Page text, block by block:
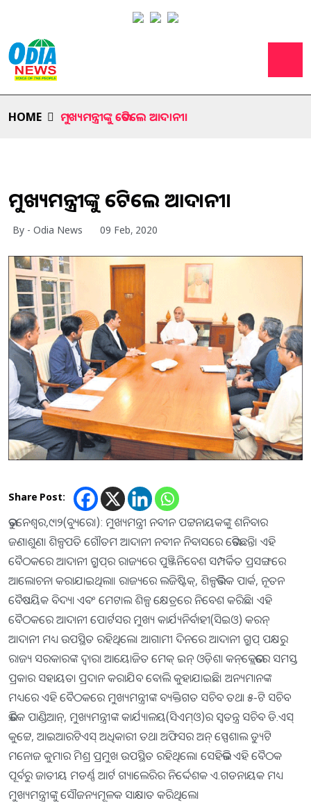
HOME ମୁଖ୍ୟମନ୍ତ୍ରୀଙ୍କୁ ଭେଟିଲେ ଆଦାନୀ।
ମୁଖ୍ୟମନ୍ତ୍ରୀଙ୍କୁ ଭେଟିଲେ ଆଦାନୀ।
By - Odia News 09 Feb, 2020
Share Post:
ଭୁବନେଶ୍ୱର,୯ା୨(ବ୍ୟୁରୋ): ମୁଖ୍ୟମନ୍ତ୍ରୀ ନବୀନ ପଟ୍ଟନାୟକଙ୍କୁ ଶନିବାର
ଜଣାଶୁଣା ଶିଳ୍ପପତି ଗୌତମ ଆଦାନୀ ନବୀନ ନିବାସରେ ଭେଟିଛନ୍ତି। ଏହି
ବୈଠକରେ ଆଦାନୀ ଗ୍ରୁପ୍‌ର ରାଜ୍ୟରେ ପୁଞ୍ଜିନିବେଶ ସମ୍ପର୍କିତ ପ୍ରସଙ୍ଗରେ
ଆଲୋଚନା କରାଯାଇଥିଲା। ରାଜ୍ୟରେ ଲଜିଷ୍ଟିକ୍‌, ଶିଳ୍ପଭିତ୍ତିକ ପାର୍କ, ନୂତନ
ବୈଷୟିକ ବିଦ୍ୟା ଏବଂ ମେଟାଲ ଶିଳ୍ପ କ୍ଷେତ୍ରରେ ନିବେଶ କରିଛି। ଏହି
ବୈଠକରେ ଆଦାନୀ ପୋର୍ଟସର ମୁଖ୍ୟ କାର୍ଯ୍ୟନିର୍ବାହୀ(ସିଇଓ) କରନ୍‌
ଆଦାନୀ ମଧ୍ୟ ଉପସ୍ଥିତ ରହିଥିଲେ। ଆଗାମୀ ଦିନରେ ଆଦାନୀ ଗ୍ରୁପ୍‌ ପକ୍ଷରୁ
ରାଜ୍ୟ ସରକାରଙ୍କ ଦ୍ୱାରା ଆୟୋଜିତ ମେକ୍‌ ଇନ୍‌ ଓଡ଼ିଶା କନ୍‌କ୍ଲେଭରେ ସମସ୍ତ
ପ୍ରକାର ସହାୟତା ପ୍ରଦାନ କରାଯିବ ବୋଲି କୁହାଯାଇଛି। ଅନ୍ୟମାନଙ୍କ
ମଧ୍ୟରେ ଏହି ବୈଠକରେ ମୁଖ୍ୟମନ୍ତ୍ରୀଙ୍କ ବ୍ୟକ୍ତିଗତ ସଚିବ ତଥା ୫-ଟି ସଚିବ
ଭି.କେ ପାଣ୍ଡିଆନ୍‌, ମୁଖ୍ୟମନ୍ତ୍ରୀଙ୍କ କାର୍ଯ୍ୟାଳୟ(ସିଏମ୍‌ଓ)ର ସ୍ବତନ୍ତ୍ର ସଚିବ ଡି.ଏସ୍‌
କୁଟ୍ଟେ, ଆଇଆରଟିଏସ୍‌ ଅଧିକାରୀ ତଥା ଅଫିସର ଅନ୍‌ ସ୍ପେଶାଲ ଡ୍ୟୁଟି
ମନୋଜ କୁମାର ମିଶ୍ର ପ୍ରମୁଖ ଉପସ୍ଥିତ ରହିଥିଲେ। ସେହିଭଳି ଏହି ବୈଠକ
ପୂର୍ବରୁ ଜାତୀୟ ମଡର୍ଣ୍ଣ ଆର୍ଟ ଗ୍ୟାଲେରିର ନିର୍ଦ୍ଦେଶକ ଏ.ଗଡନାୟକ ମଧ୍ୟ
ମୁଖ୍ୟମନ୍ତ୍ରୀଙ୍କୁ ସୌଜନ୍ୟମୂଳକ ସାକ୍ଷାତ କରିଥିଲେ।